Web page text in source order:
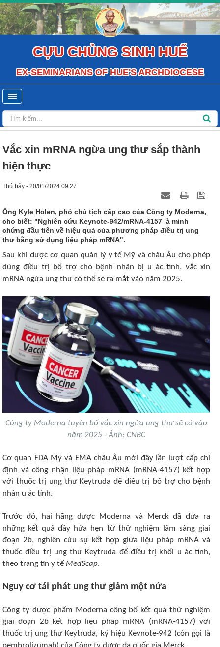
CỰU CHỦNG SINH HUẾ
EX-SEMINARIANS OF HUE'S ARCHDIOCESE
Vắc xin mRNA ngừa ung thư sắp thành
hiện thực
Thứ bảy - 20/01/2024 09:27
Ông Kyle Holen, phó chủ tịch cấp cao của Công ty Moderna,
cho biết: "Nghiên cứu Keynote-942/mRNA-4157 là minh
chứng đầu tiên về hiệu quả của phương pháp điều trị ung
thư bằng sử dụng liệu pháp mRNA".
Sau khi được cơ quan quản lý y tế Mỹ và châu Âu cho phép
dùng điều trị bổ trợ cho bệnh nhân bị u ác tính, vắc xin
mRNA ngừa ung thư có thể sẽ ra mắt vào năm 2025.
Công ty Moderna tuyên bố vắc xin ngừa ung thư sẽ có vào
năm 2025 - Ảnh: CNBC
Cơ quan FDA Mỹ và EMA châu Âu mới đây lần lượt cấp chỉ
định và công nhận liệu pháp mRNA (mRNA-4157) kết hợp
với thuốc trị ung thư Keytruda để điều trị bổ trợ cho bệnh
nhân u ác tính.
Trước đó, hai hãng dược Moderna và Merck đã đưa ra
những kết quả đầy hứa hẹn từ thử nghiệm lâm sàng giai
đoạn 2b, nghiên cứu sự kết hợp giữa liệu pháp mRNA và
thuốc điều trị ung thư Keytruda để điều trị khối u ác tính,
theo trang tin y tế MedScap.
Nguy cơ tái phát ung thư giảm một nửa
Công ty dược phẩm Moderna công bố kết quả thử nghiệm
giai đoạn 2b kết hợp liệu pháp mRNA (mRNA-4157) với
thuốc trị ung thư Keytruda, ký hiệu Keynote-942 (còn gọi là
pembrolizumab) của Công ty dược đa quốc gia Merck.